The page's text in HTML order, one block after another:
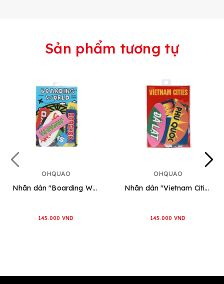
Sản phẩm tương tự
OHQUAO
Nhãn dán "Boarding World"
145.000 VND
OHQUAO
Nhãn dán "Vietnam Cities"
145.000 VND